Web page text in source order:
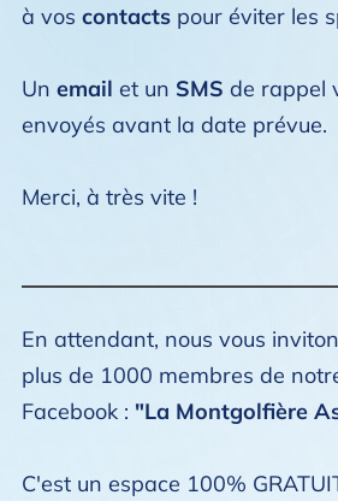
à vos contacts pour éviter les
Un email et un SMS de rappel
envoyés avant la date prévue.
Merci, à très vite !
En attendant, nous vous
plus de 1000 membres de
Facebook : "La Montgolfière
C'est un espace 100%